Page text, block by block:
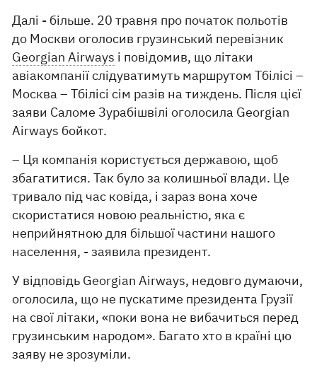
Далі - більше. 20 травня про початок польотів
до Москви оголосив грузинський перевізник
Georgian Airways і повідомив, що літаки
авіакомпанії слідуватимуть маршрутом Тбілісі –
Москва – Тбілісі сім разів на тиждень. Після цієї
заяви Саломе Зурабішвілі оголосила Georgian
Airways бойкот.
– Ця компанія користується державою, щоб
збагатитися. Так було за колишньої влади. Це
тривало під час ковіда, і зараз вона хоче
скористатися новою реальністю, яка є
неприйнятною для більшої частини нашого
населення, - заявила президент.
У відповідь Georgian Airways, недовго думаючи,
оголосила, що не пускатиме президента Грузії
на свої літаки, «поки вона не вибачиться перед
грузинським народом». Багато хто в країні цю
заяву не зрозуміли.